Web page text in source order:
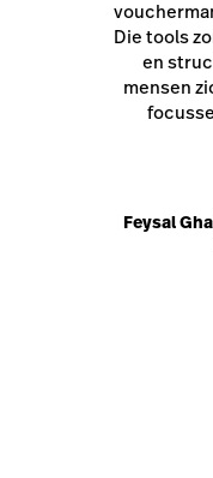
Die tools
en
mensen
Feysal